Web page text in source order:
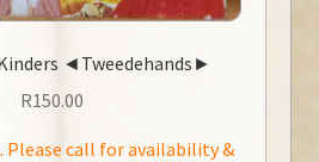
◄Tweedehands►
R150.00
Please call for availability &